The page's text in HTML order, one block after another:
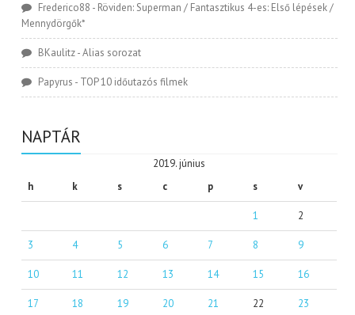
Frederico88 - Röviden: Superman / Fantasztikus 4-es: Első lépések /
Mennydörgők*
BKaulitz-Alias sorozat
Papyrus - TOP 10 időutazós filmek
NAPTÁR
2019. június
h
k s c p s v
1 2
3 4 5 6 7 8 9
10 11 12 13 14 15 16
17 18 19 20 21 22 23